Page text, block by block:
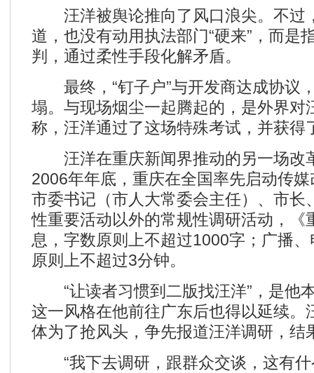
汪洋被舆论推向了风口浪尖。不过
道，也没有动用执法部门“硬来”，而是
判，通过柔性手段化解矛盾。
最终，“钉子户”与开发商达成协议，
塌。与现场烟尘一起腾起的，是外界对
称，汪洋通过了这场特殊考试，并获得
汪洋在重庆新闻界推动的另一场改
2006年年底，重庆在全国率先启动传
市委书记（市人大常委会主任）、市长
性重要活动以外的常规性调研活动，《
息，字数原则上不超过1000字；广播
原则上不超过3分钟。
“让读者习惯到二版找汪洋”，是他
这一风格在他前往广东后也得以延续。
体为了抢风头，争先报道汪洋调研，结
“我下去调研，跟群众交谈，这有什